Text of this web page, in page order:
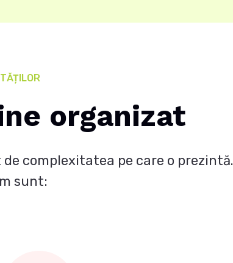
organizat
complexitatea pe care o prezintă.
sunt: